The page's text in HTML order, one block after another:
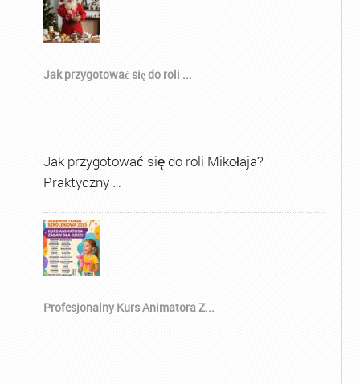
Jak przygotować się do roli ...
Jak przygotować się do roli Mikołaja?
Praktyczny …
Profesjonalny Kurs Animatora Z...